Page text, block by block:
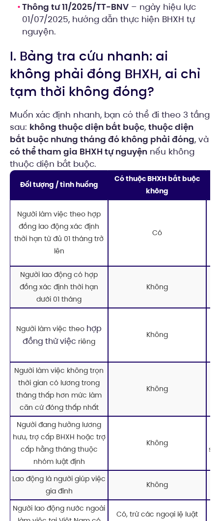
Thông tư 11/2025/TT-BNV – ngày hiệu lực
01/07/2025, hướng dẫn thực hiện BHXH tự
nguyện.
I. Bảng tra cứu nhanh: ai
không phải đóng BHXH, ai chỉ
tạm thời không đóng?
Muốn xác định nhanh, bạn có thể đi theo 3 tầng
sau: không thuộc diện bắt buộc, thuộc diện
bắt buộc nhưng tháng đó không phải đóng, và
có thể tham gia BHXH tự nguyện nếu không
thuộc diện bắt buộc.
Đối tượng / tình huống
Có thuộc BHXH bắt buộc
không
Người làm việc theo hợp
đồng lao động xác định
thời hạn từ đủ 01 tháng trở
lên
Có
Người lao động có hợp
đồng xác định thời hạn
dưới 01 tháng
Không
Người làm việc theo hợp
đồng thử việc riêng
Không
Người làm việc không trọn
thời gian có lương trong
tháng thấp hơn mức làm
căn cứ đóng thấp nhất
Không
Người đang hưởng lương
hưu, trợ cấp BHXH hoặc trợ
cấp hằng tháng thuộc
nhóm luật định
Không
Lao động là người giúp việc
gia đình
Không
Người lao động nước ngoài
Có, trừ các ngoại lệ luật